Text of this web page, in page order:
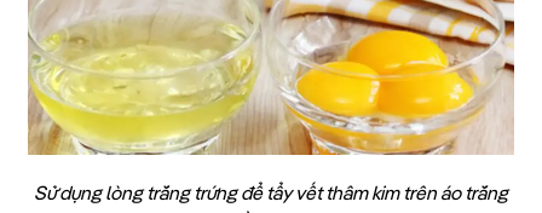
Sử dụng lòng trắng trứng để tẩy vết thâm kim trên áo trắng